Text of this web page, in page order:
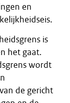
en
is
het gaat.
wordt
de gericht